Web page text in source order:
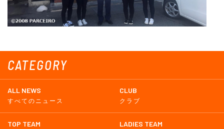
CATEGORY
ALL NEWS
すべてのニュース
CLUB
クラブ
TOP TEAM LADIES TEAM